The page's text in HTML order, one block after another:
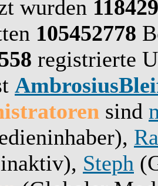
wurden 118429
105452778
registrierte
sind
Steph